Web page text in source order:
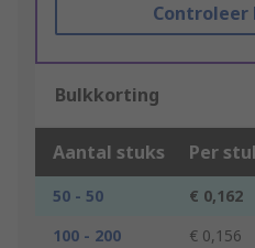
Bulkkorting
Aantal stuks Per
50 - 50 € 0,162
100 - 200
€ 0,156